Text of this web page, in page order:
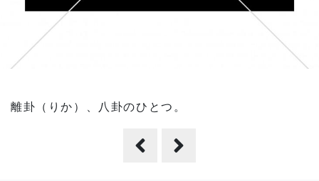
離卦（りか）、八卦のひとつ。